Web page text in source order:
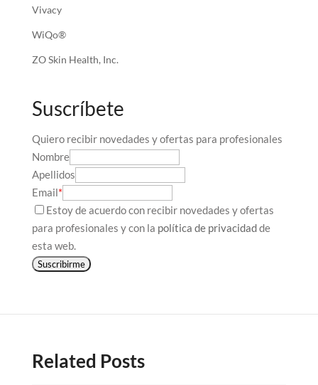
Vivacy
WiQo®
ZO Skin Health, Inc.
Suscríbete
Quiero recibir novedades y ofertas para profesionales
Nombre
Apellidos
Email*
Estoy de acuerdo con recibir novedades y ofertas
para profesionales y con la política de privacidadde
esta web.
Suscribirme
Related Posts